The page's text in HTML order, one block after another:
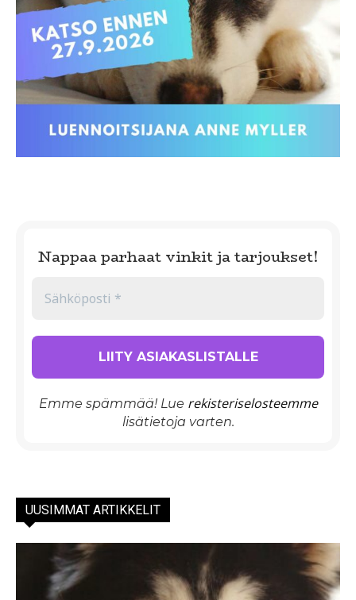
Nappaa parhaat vinkit ja tarjoukset!
Emme spämmää! Lue rekisteriselosteemme
lisätietoja varten.
UUSIMMAT ARTIKKELIT